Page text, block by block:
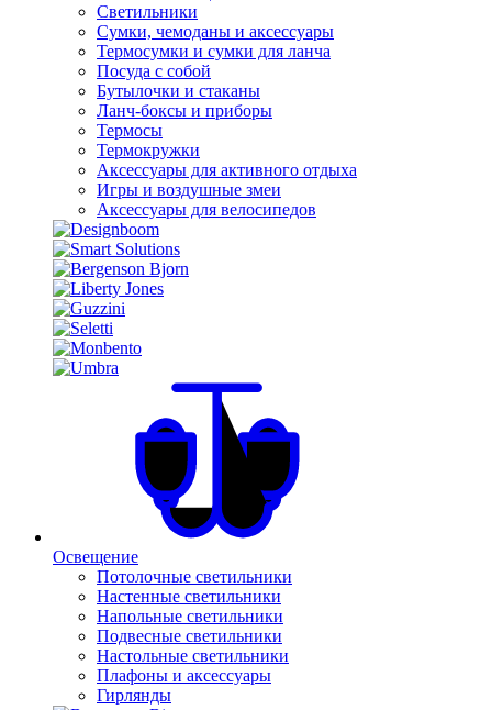
Светильники
Сумки, чемоданы и аксессуары
Термосумки и сумки для ланча
Посуда с собой
Бутылочки и стаканы
Ланч-боксы и приборы
Термосы
Термокружки
Аксессуары для активного отдыха
Игры и воздушные змеи
Аксессуары для велосипедов
Освещение
Потолочные светильники
Настенные светильники
Напольные светильники
Подвесные светильники
Настольные светильники
Плафоны и аксессуары
Гирлянды